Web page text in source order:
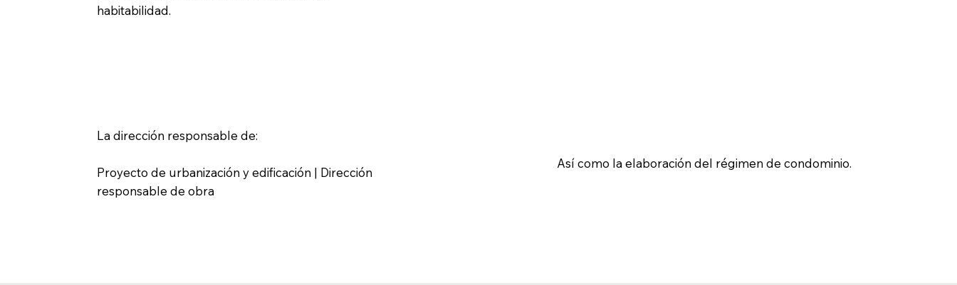
habitabilidad.
La dirección responsable de:
Proyecto de urbanización y edificación | Dirección
responsable de obra
Así como la elaboración del régimen de condominio.